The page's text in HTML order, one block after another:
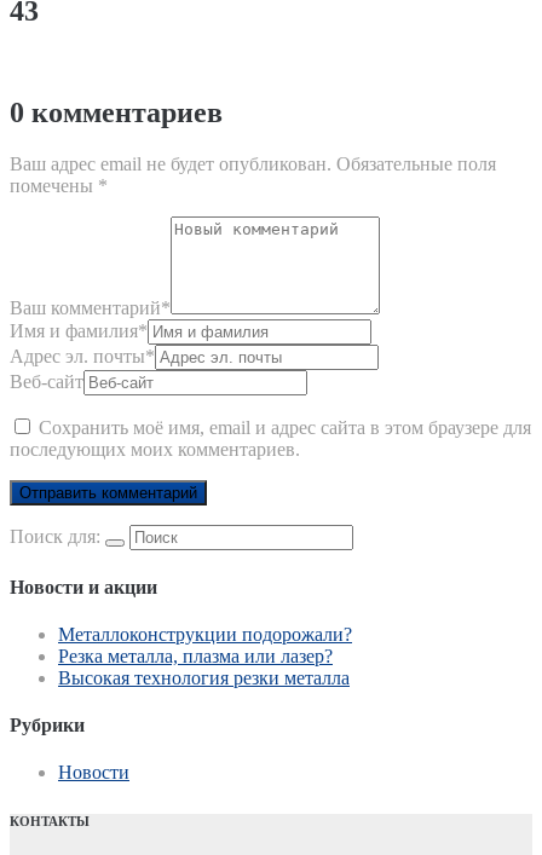
43
0 комментариев
Ваш адрес email не будет опубликован. Обязательные поля
помечены *
Ваш комментарий*
Имя и фамилия*
Адрес эл. почты*
Веб-сайт
Сохранить моё имя, email и адрес сайта в этом браузере для
последующих моих комментариев.
Поиск для:
Новости и акции
Металлоконструкции подорожали?
Резка металла, плазма или лазер?
Высокая технология резки металла
Рубрики
Новости
КОНТАКТЫ